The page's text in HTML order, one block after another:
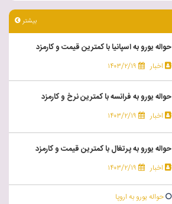
بیشتر
حواله یورو به اسپانیا با کمترین قیمت و کارمزد
اخبار ۱۴۰۳/۲/۱۹
حواله یورو به فرانسه با کمترین نرخ و کارمزد
اخبار ۱۴۰۳/۲/۱۹
حواله یورو به پرتغال با کمترین قیمت و کارمزد
اخبار ۱۴۰۳/۲/۱۹
حواله یورو به اروپا